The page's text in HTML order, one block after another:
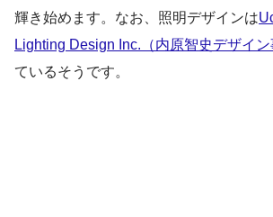
輝き始めます。なお、照明デザインは
Lighting Design Inc.（内原智史デザイン
ているそうです。